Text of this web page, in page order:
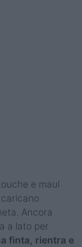
e maul
Ancora
a lato per
finta, rientra e